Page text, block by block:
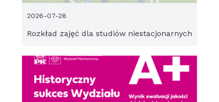
Rozkład zajęć dla studiów niestacjonarnych
2026-07-28